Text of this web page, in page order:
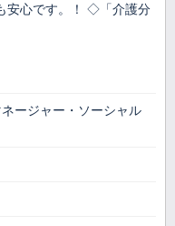
安心です。！ ◇「介護分
ージャー・ソーシャル